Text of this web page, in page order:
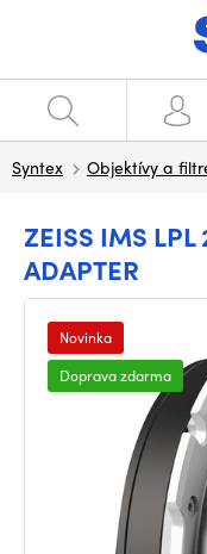
Syntex Objektívy a
ZEISS IMS
ADAPTER
Novinka
Doprava zdarma